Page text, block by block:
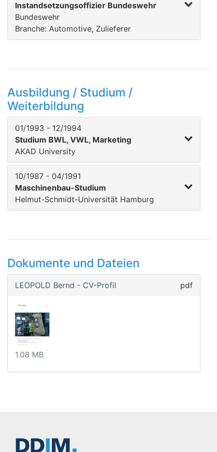
Instandsetzungsoffizier Bundeswehr
Bundeswehr
Branche: Automotive, Zulieferer
Ausbildung / Studium /
Weiterbildung
01/1993 - 12/1994
Studium BWL, VWL, Marketing
AKAD University
10/1987 - 04/1991
Maschinenbau-Studium
Helmut-Schmidt-Universität Hamburg
Dokumente und Dateien
LEOPOLD Bernd - CV-Profil pdf
1.08 MB